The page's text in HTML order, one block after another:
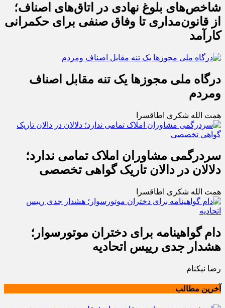
شاخص‌های بلوغ نهادی در اتاق‌های اصناف؛
از قانون‌مداری تا وفاق صنفی برای حکمرانی
کارآمد
درگاه ملی مجوزها یک تنه مقابل اصناف
ومردم
همت الله شکری اطاقسرا
سردرگمی مشاوران املاک تمامی ندارد؛
دلالان در دالان تاریک گواهی تخصصی
همت الله شکری اطاقسرا
دام گواهینامه برای دختران موتورسوار؛
هشدار جدی رییس اتحادیه
رضا نیکنام
آخرین مطالب